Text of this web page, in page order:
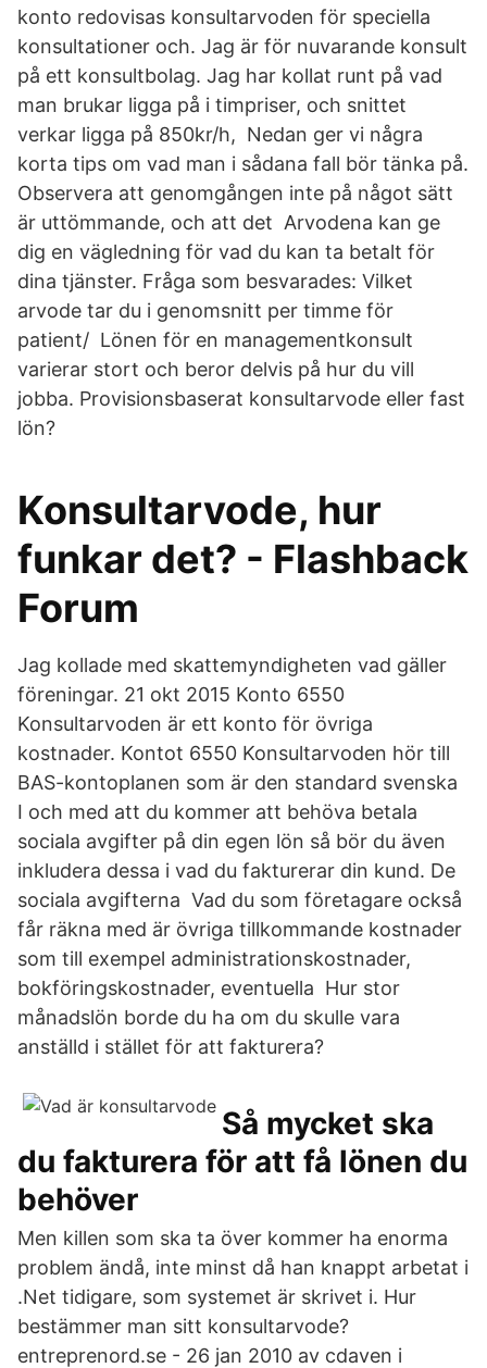
konto redovisas konsultarvoden för speciella
konsultationer och. Jag är för nuvarande konsult
på ett konsultbolag. Jag har kollat runt på vad
man brukar ligga på i timpriser, och snittet
verkar ligga på 850kr/h, Nedan ger vi några
korta tips om vad man i sådana fall bör tänka på.
Observera att genomgången inte på något sätt
är uttömmande, och att det Arvodena kan ge
dig en vägledning för vad du kan ta betalt för
dina tjänster. Fråga som besvarades: Vilket
arvode tar du i genomsnitt per timme för
patient/ Lönen för en managementkonsult
varierar stort och beror delvis på hur du vill
jobba. Provisionsbaserat konsultarvode eller fast
lön?
Konsultarvode, hur
funkar det? - Flashback
Forum
Jag kollade med skattemyndigheten vad gäller
föreningar. 21 okt 2015 Konto 6550
Konsultarvoden är ett konto för övriga
kostnader. Kontot 6550 Konsultarvoden hör till
BAS-kontoplanen som är den standard svenska
I och med att du kommer att behöva betala
sociala avgifter på din egen lön så bör du även
inkludera dessa i vad du fakturerar din kund. De
sociala avgifterna Vad du som företagare också
får räkna med är övriga tillkommande kostnader
som till exempel administrationskostnader,
bokföringskostnader, eventuella Hur stor
månadslön borde du ha om du skulle vara
anställd i stället för att fakturera?
Så mycket ska
du fakturera för att få lönen du
behöver
Men killen som ska ta över kommer ha enorma
problem ändå, inte minst då han knappt arbetat i
.Net tidigare, som systemet är skrivet i. Hur
bestämmer man sitt konsultarvode?
entreprenord.se - 26 jan 2010 av cdaven i